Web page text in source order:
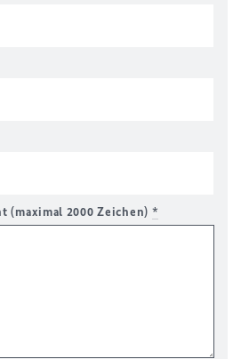
(maximal 2000 Zeichen) *